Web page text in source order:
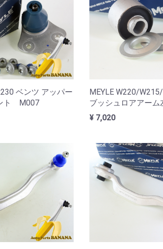
ベンツ アッパー
ト M007
MEYLE W220/
ブッシュロアアーム
¥ 7,020